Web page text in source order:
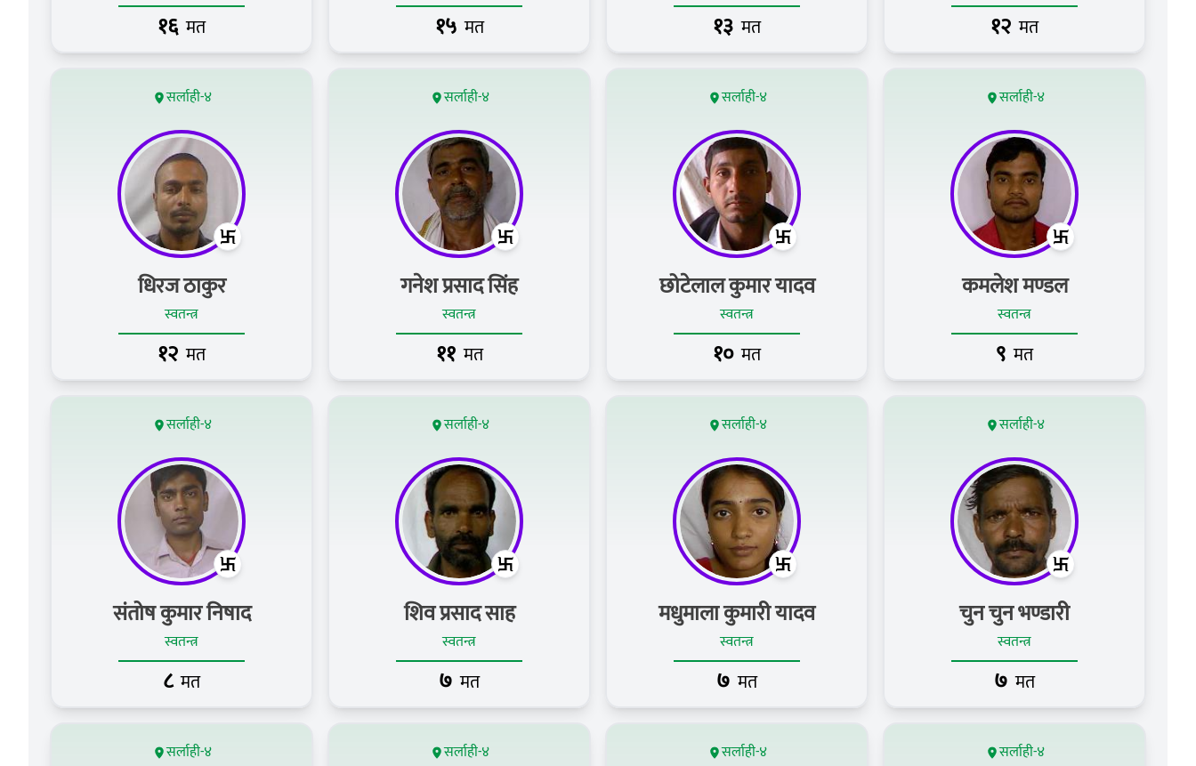
१६ मत १५ मत १३ मत १२ मत
सर्लाही-४
धिरज ठाकुर
स्वतन्त्र
१२ मत
सर्लाही-४
गनेश प्रसाद सिंह
स्वतन्त्र
११ मत
सर्लाही-४
छोटेलाल कुमार यादव
स्वतन्त्र
१० मत
सर्लाही-४
कमलेश मण्डल
स्वतन्त्र
९ मत
सर्लाही-४
संतोष कुमार निषाद
स्वतन्त्र
८ मत
सर्लाही-४
शिव प्रसाद साह
स्वतन्त्र
७ मत
सर्लाही-४
मधुमाला कुमारी यादव
स्वतन्त्र
७ मत
सर्लाही-४
चुन चुन भण्डारी
स्वतन्त्र
७ मत
सर्लाही-४ सर्लाही-४ सर्लाही-४ सर्लाही-४